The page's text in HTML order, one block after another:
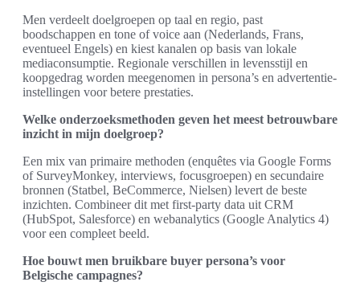
Men verdeelt doelgroepen op taal en regio, past
boodschappen en tone of voice aan (Nederlands, Frans,
eventueel Engels) en kiest kanalen op basis van lokale
mediaconsumptie. Regionale verschillen in levensstijl en
koopgedrag worden meegenomen in persona’s en advertentie-
instellingen voor betere prestaties.
Welke onderzoeksmethoden geven het meest betrouwbare
inzicht in mijn doelgroep?
Een mix van primaire methoden (enquêtes via Google Forms
of SurveyMonkey, interviews, focusgroepen) en secundaire
bronnen (Statbel, BeCommerce, Nielsen) levert de beste
inzichten. Combineer dit met first-party data uit CRM
(HubSpot, Salesforce) en webanalytics (Google Analytics 4)
voor een compleet beeld.
Hoe bouwt men bruikbare buyer persona’s voor
Belgische campagnes?